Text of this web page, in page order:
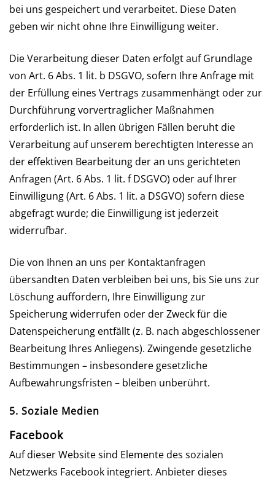
bei uns gespeichert und verarbeitet. Diese Daten
geben wir nicht ohne Ihre Einwilligung weiter.
Die Verarbeitung dieser Daten erfolgt auf Grundlage
von Art. 6 Abs. 1 lit. b DSGVO, sofern Ihre Anfrage mit
der Erfüllung eines Vertrags zusammenhängt oder zur
Durchführung vorvertraglicher Maßnahmen
erforderlich ist. In allen übrigen Fällen beruht die
Verarbeitung auf unserem berechtigten Interesse an
der effektiven Bearbeitung der an uns gerichteten
Anfragen (Art. 6 Abs. 1 lit. f DSGVO) oder auf Ihrer
Einwilligung (Art. 6 Abs. 1 lit. a DSGVO) sofern diese
abgefragt wurde; die Einwilligung ist jederzeit
widerrufbar.
Die von Ihnen an uns per Kontaktanfragen
übersandten Daten verbleiben bei uns, bis Sie uns zur
Löschung auffordern, Ihre Einwilligung zur
Speicherung widerrufen oder der Zweck für die
Datenspeicherung entfällt (z. B. nach abgeschlossener
Bearbeitung Ihres Anliegens). Zwingende gesetzliche
Bestimmungen – insbesondere gesetzliche
Aufbewahrungsfristen – bleiben unberührt.
5. Soziale Medien
Facebook
Auf dieser Website sind Elemente des sozialen
Netzwerks Facebook integriert. Anbieter dieses